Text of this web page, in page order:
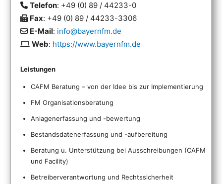
Leistungen
CAFM Beratung – von der Idee bis zur Implementierung
FM Organisationsberatung
Anlagenerfassung und -bewertung
Bestandsdatenerfassung und -aufbereitung
Beratung u. Unterstützung bei Ausschreibungen (CAFM
und Facility)
Betreiberverantwortung und Rechtssicherheit
Telefon: +49 (0) 89 / 44233-0
Fax: +49 (0) 89 / 44233-3306
E-Mail: info@bayernfm.de
Web: https://www.bayernfm.de